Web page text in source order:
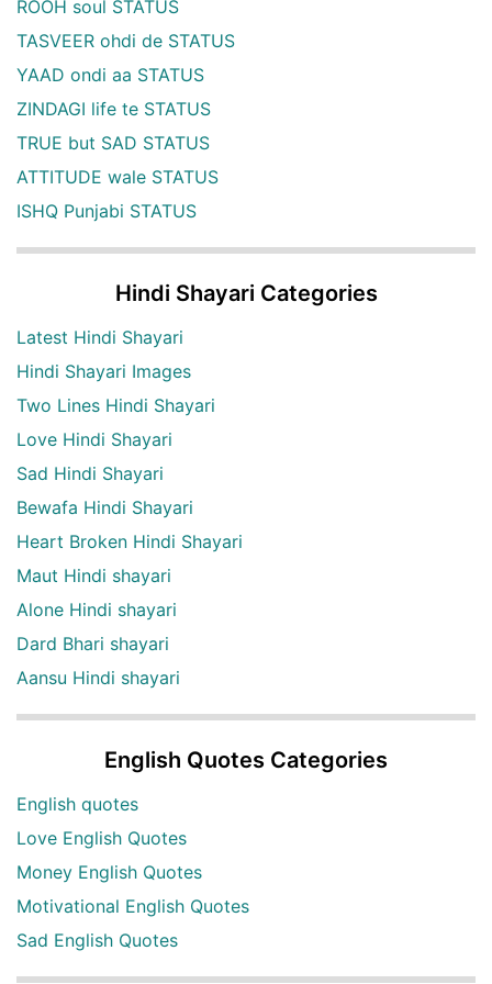
ROOH soul STATUS
TASVEER ohdi de STATUS
YAAD ondi aa STATUS
ZINDAGI life te STATUS
TRUE but SAD STATUS
ATTITUDE wale STATUS
ISHQ Punjabi STATUS
Hindi Shayari Categories
Latest Hindi Shayari
Hindi Shayari Images
Two Lines Hindi Shayari
Love Hindi Shayari
Sad Hindi Shayari
Bewafa Hindi Shayari
Heart Broken Hindi Shayari
Maut Hindi shayari
Alone Hindi shayari
Dard Bhari shayari
Aansu Hindi shayari
English Quotes Categories
English quotes
Love English Quotes
Money English Quotes
Motivational English Quotes
Sad English Quotes